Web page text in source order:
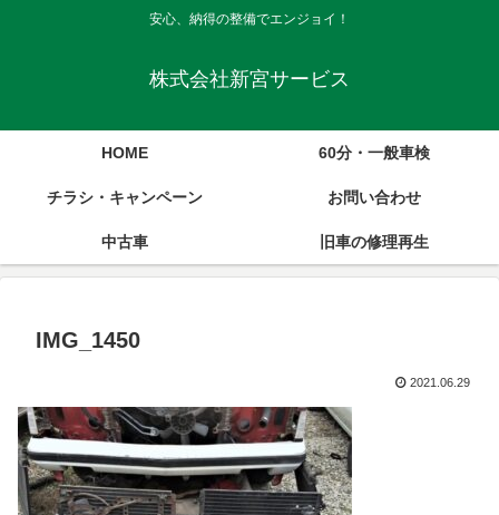
安心、納得の整備でエンジョイ！
株式会社新宮サービス
HOME 60分・一般車検
チラシ・キャンペーン お問い合わせ
中古車 旧車の修理再生
IMG_1450
2021.06.29